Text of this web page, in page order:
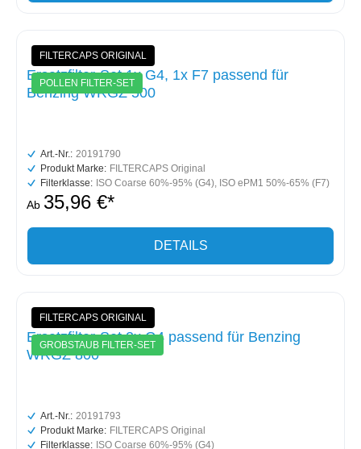
FILTERCAPS ORIGINAL
POLLEN FILTER-SET
Ersatzfilter-Set 1x G4, 1x F7 passend für
Benzing WRGZ 500
Art.-Nr.: 20191790
Produkt Marke: FILTERCAPS Original
Filterklasse: ISO Coarse 60%-95% (G4), ISO ePM1 50%-65% (F7)
Ab 35,96 €*
DETAILS
FILTERCAPS ORIGINAL
GROBSTAUB FILTER-SET
Ersatzfilter-Set 2x G4 passend für Benzing
WRGZ 800
Art.-Nr.: 20191793
Produkt Marke: FILTERCAPS Original
Filterklasse: ISO Coarse 60%-95% (G4)